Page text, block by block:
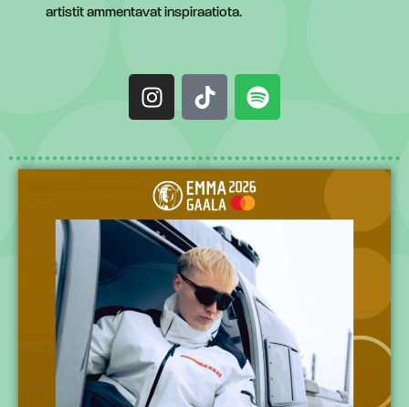
artistit ammentavat inspiraatiota.